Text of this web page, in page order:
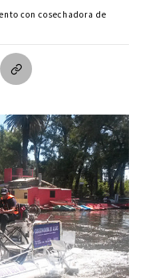
con cosechadora de